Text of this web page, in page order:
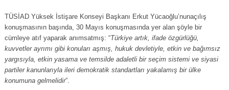
TÜSİAD Yüksek İstişare Konseyi Başkanı Erkut Yücaoğlu’nunaçılış
konuşmasının başında, 30 Mayıs konuşmasında yer alan şöyle bir
cümleye atıf yaparak anımsatmış: “Türkiye artık, ifade özgürlüğü,
kuvvetler ayrımı gibi konuları aşmış, hukuk devletiyle, etkin ve bağımsız
yargısıyla, etkin yasama ve temsilde adaletli bir seçim sistemi ve siyasi
partiler kanunlarıyla ileri demokratik standartları yakalamış bir ülke
konumuna gelmelidir”.